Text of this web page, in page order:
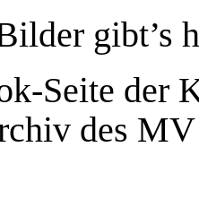
gibt’s
-Seite der
des